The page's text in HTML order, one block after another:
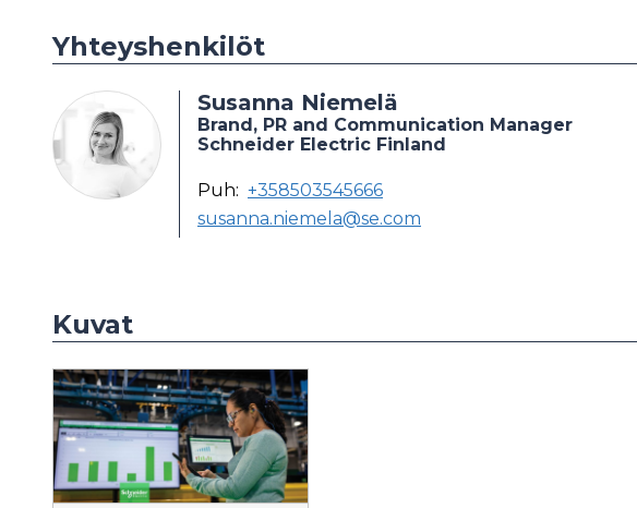
Yhteyshenkilöt
Susanna Niemelä
Brand, PR and Communication Manager
Schneider Electric Finland
Puh: +358503545666
susanna.niemela@se.com
Kuvat